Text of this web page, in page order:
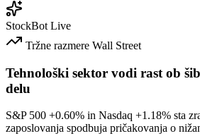
StockBot Live
Tržne razmere Wall Street
Tehnološki sektor vodi rast ob
delu
S&P 500 +0.60% in Nasdaq +1.18% sta
zaposlovanja spodbuja pričakovanja o